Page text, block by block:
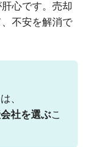
心です。売却
不安を解消で
、
社を選ぶこ